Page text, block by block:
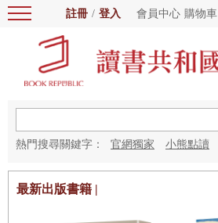
註冊 / 登入 會員中心 購物車
熱門搜尋關鍵字： 官網獨家 小熊點讀
細胞 海洋圖書館 紅花
最新出版書籍 |